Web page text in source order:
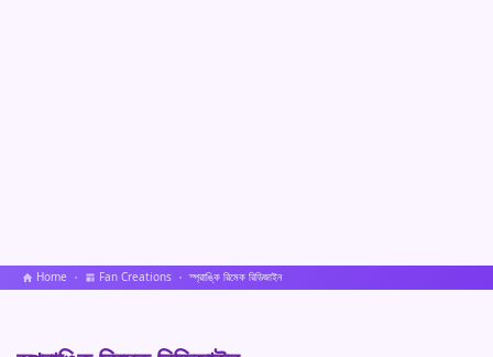
Home Fan Creations স্প্রাঙ্কি রিমেক রিডিজাইন